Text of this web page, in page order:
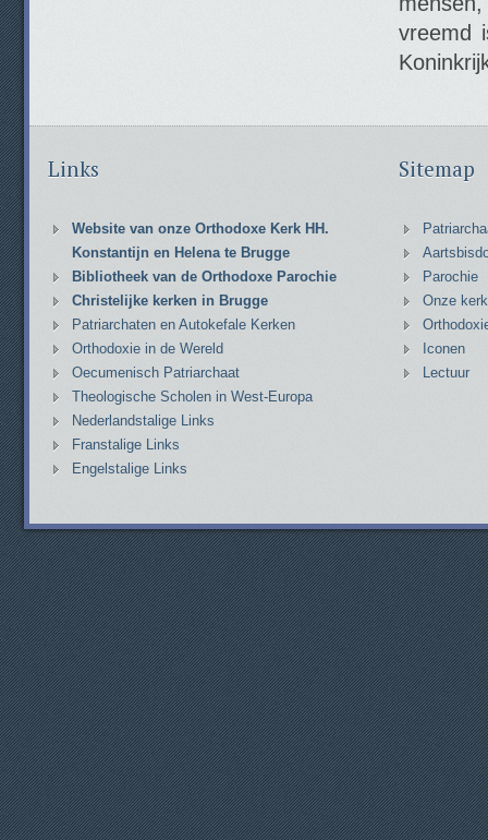
vreemd
Links
Website van onze Orthodoxe Kerk HH.
Konstantijn en Helena te Brugge
Bibliotheek van de Orthodoxe Parochie
Christelijke kerken in Brugge
Patriarchaten en Autokefale Kerken
Orthodoxie in de Wereld
Oecumenisch Patriarchaat
Theologische Scholen in West-Europa
Nederlandstalige Links
Franstalige Links
Engelstalige Links
Sitemap
Parochie
Onze kerk
Iconen
Lectuur